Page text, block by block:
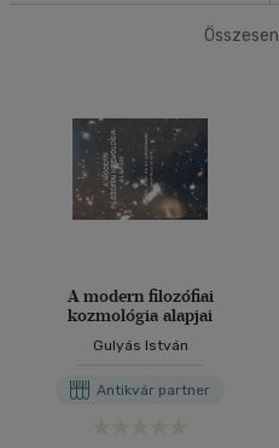
mind(4)
Gyermek és ifjúsági
Felnőtt (179)
Nyelv szerint
Magyar(185)
Angol(12)
Összesen
A modern filozófiai
kozmológia alapjai
Gulyás István
Antikvár partner